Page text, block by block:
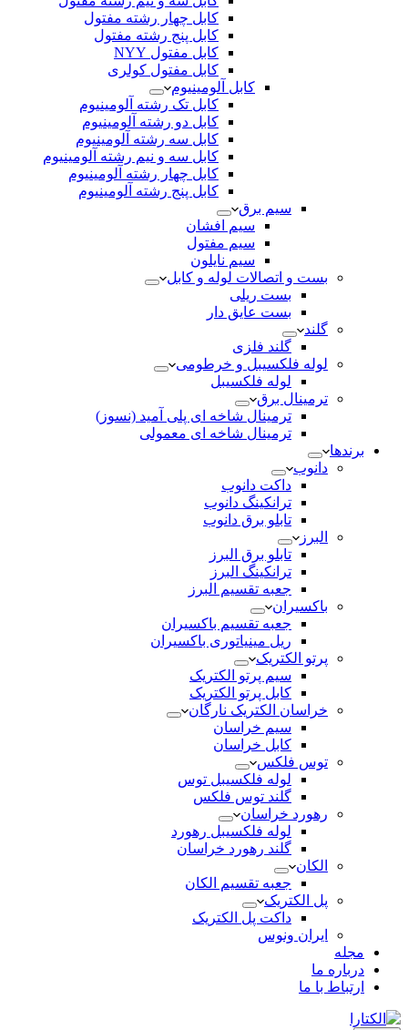
کابل چهار رشته مفتول
کابل پنج رشته مفتول
کابل مفتول NYY
کابل مفتول کولری
کابل آلومینیوم
کابل تک رشته آلومینیوم
کابل دو رشته آلومینیوم
کابل سه رشته آلومینیوم
کابل سه و نیم رشته آلومینیوم
کابل چهار رشته آلومینیوم
کابل پنج رشته آلومینیوم
سیم برق
سیم افشان
سیم مفتول
سیم نایلون
بست و اتصالات لوله و کابل
بست ریلی
بست عایق دار
گلند
گلند فلزی
لوله فلکسیبل و خرطومی
لوله فلکسیبل
ترمینال برق
ترمینال شاخه ای پلی آمید (نسوز)
ترمینال شاخه ای معمولی
برندها
دانوب
داکت دانوب
ترانکینگ دانوب
تابلو برق دانوب
البرز
تابلو برق البرز
ترانکینگ البرز
جعبه تقسیم البرز
باکسیران
جعبه تقسیم باکسیران
ریل مینیاتوری باکسیران
پرتو الکتریک
سیم پرتو الکتریک
کابل پرتو الکتریک
خراسان الکتریک نارگان
سیم خراسان
کابل خراسان
توس فلکس
لوله فلکسیبل توس
گلند توس فلکس
رهورد خراسان
لوله فلکسیبل رهورد
گلند رهورد خراسان
الکان
جعبه تقسیم الکان
پل الکتریک
داکت پل الکتریک
ایران ونوس
مجله
درباره ما
ارتباط با ما